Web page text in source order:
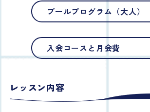
プールプログラム（大人）
入会コースと月会費
レッスン内容